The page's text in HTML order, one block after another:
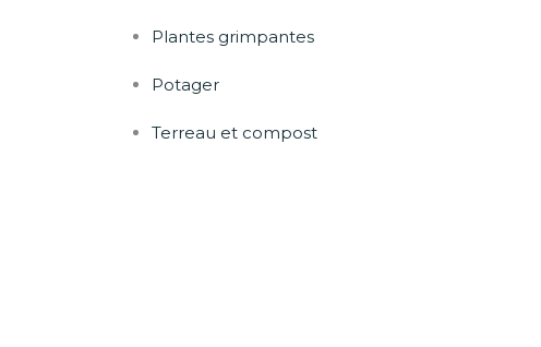
Plantes grimpantes
Potager
Terreau et compost